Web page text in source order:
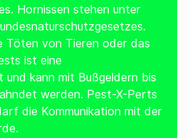
Hornissen stehen unter
Töten von Tieren oder das
ist eine
und kann mit Bußgeldern bis
werden. Pest-X-Perts
die Kommunikation mit der